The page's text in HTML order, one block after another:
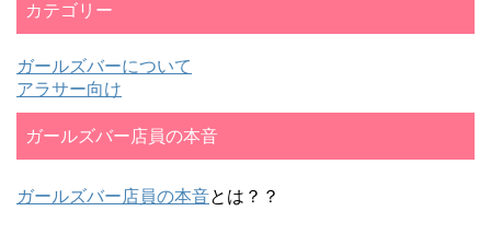
カテゴリー
ガールズバーについて
アラサー向け
ガールズバー店員の本音
ガールズバー店員の本音とは？？